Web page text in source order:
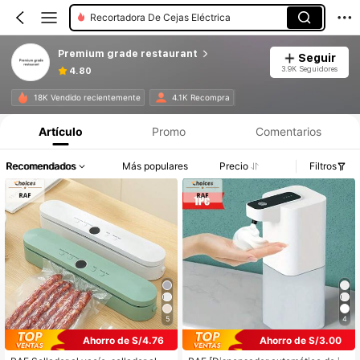
Recortadora De Cejas Eléctrica
Premium grade restaurant
4.80
Seguir
3.9K Seguidores
18K Vendido recientemente 4.1K Recompra
Artículo Promo Comentarios
Recomendados Más populares Precio Filtros
5
Ahorro de S/4.76
4
Ahorro de S/3.00